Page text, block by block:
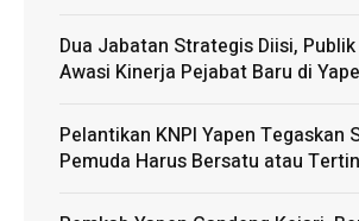
Dua Jabatan Strategis Diisi,
Awasi Kinerja Pejabat Baru di
Pelantikan KNPI Yapen Tegaskan
Pemuda Harus Bersatu atau